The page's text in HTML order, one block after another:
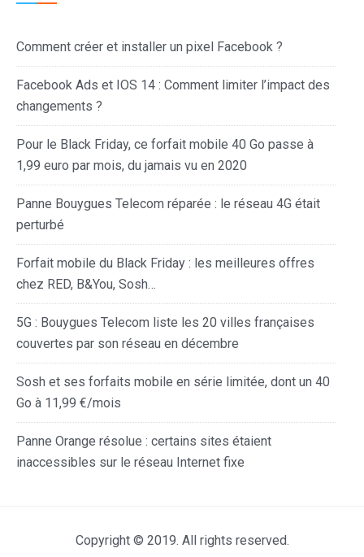
Comment créer et installer un pixel Facebook ?
Facebook Ads et IOS 14 : Comment limiter l’impact des
changements ?
Pour le Black Friday, ce forfait mobile 40 Go passe à
1,99 euro par mois, du jamais vu en 2020
Panne Bouygues Telecom réparée : le réseau 4G était
perturbé
Forfait mobile du Black Friday : les meilleures offres
chez RED, B&You, Sosh…
5G : Bouygues Telecom liste les 20 villes françaises
couvertes par son réseau en décembre
Sosh et ses forfaits mobile en série limitée, dont un 40
Go à 11,99 €/mois
Panne Orange résolue : certains sites étaient
inaccessibles sur le réseau Internet fixe
Copyright © 2019. All rights reserved.